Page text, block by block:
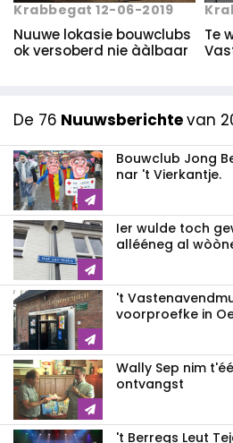
Krabbegat 12-06-2019
Nuuwe lokasie bouwclubs
ok versoberd nie ààlbaar
Te
De 76 Nuuwsberichtevan
Bouwclub Jong
nar 't Vierkantje.
Ier wulde toch
allééneg al
't
voorproefke in
Wally Sep nim
ontvangst
't Berregs Leut